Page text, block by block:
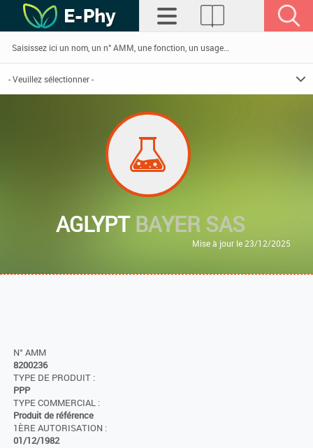
AGLYPTBAYER SAS
Mise à jour le 23/12/2025
N° AMM
8200236
TYPE DE PRODUIT :
PPP
TYPE COMMERCIAL :
Produit de référence
1ÈRE AUTORISATION :
01/12/1982